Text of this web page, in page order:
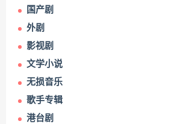
国产剧
外剧
影视剧
文学小说
无损音乐
歌手专辑
港台剧